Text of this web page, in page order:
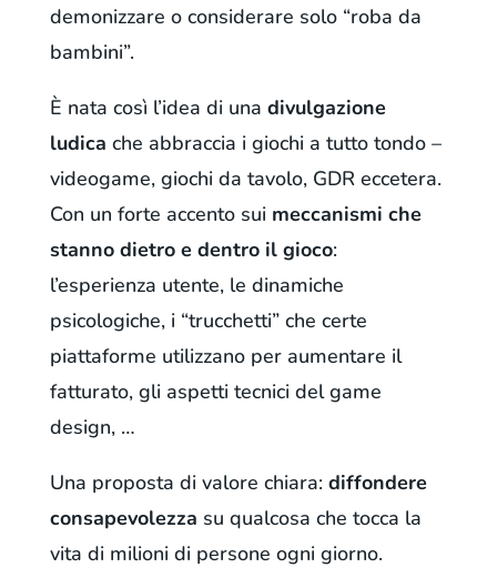
demonizzare o considerare solo “roba da
bambini”.
È nata così l’idea di una divulgazione
ludica che abbraccia i giochi a tutto tondo –
videogame, giochi da tavolo, GDR eccetera.
Con un forte accento sui meccanismi che
stanno dietro e dentro il gioco:
l’esperienza utente, le dinamiche
psicologiche, i “trucchetti” che certe
piattaforme utilizzano per aumentare il
fatturato, gli aspetti tecnici del game
design, …
Una proposta di valore chiara: diffondere
consapevolezza su qualcosa che tocca la
vita di milioni di persone ogni giorno.